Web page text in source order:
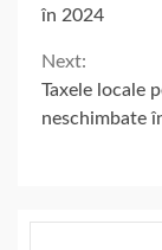
Reading
în 2024
Next:
Taxele locale
neschimbate